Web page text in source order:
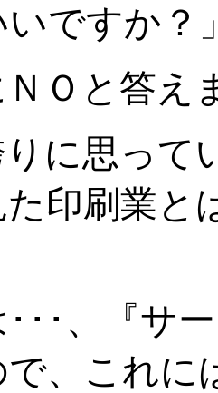
いですか？
Ｏと答え
に思って
印刷業と
･･･、『サ
、これに